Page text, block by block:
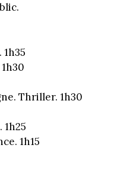
Thriller. 1h30
1h15